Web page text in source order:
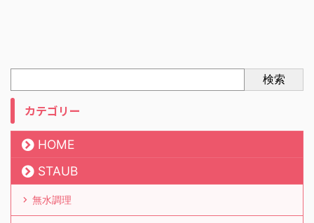
検索
カテゴリー
HOME
STAUB
無水調理